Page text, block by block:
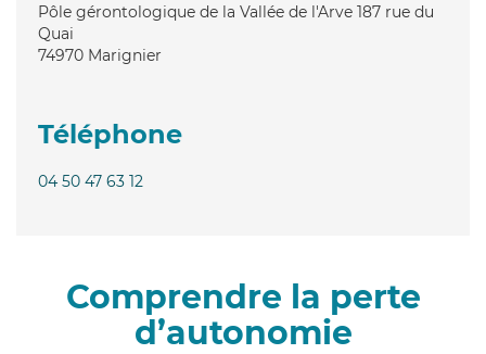
Pôle gérontologique de la Vallée de l'Arve 187 rue du
Quai
74970 Marignier
Téléphone
04 50 47 63 12
Comprendre la perte
d’autonomie